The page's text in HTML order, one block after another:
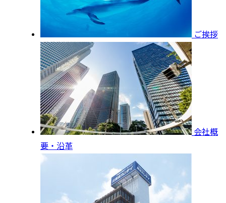
ご挨拶
会社概
要・沿革